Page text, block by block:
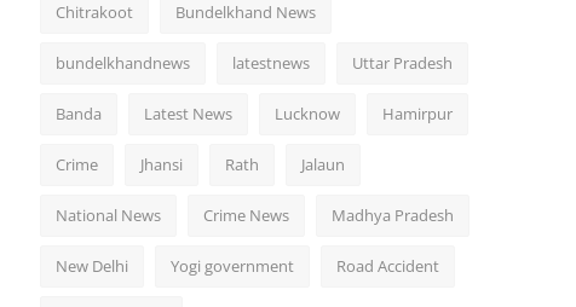
Chitrakoot Bundelkhand News
bundelkhandnews latestnews Uttar Pradesh
Banda Latest News Lucknow Hamirpur
Crime Jhansi Rath Jalaun
National News Crime News Madhya Pradesh
New Delhi Yogi government Road Accident